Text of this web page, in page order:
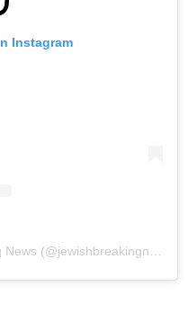
Instagram
A post shared by Jewish Breaking News (@jewishbreakingnews)